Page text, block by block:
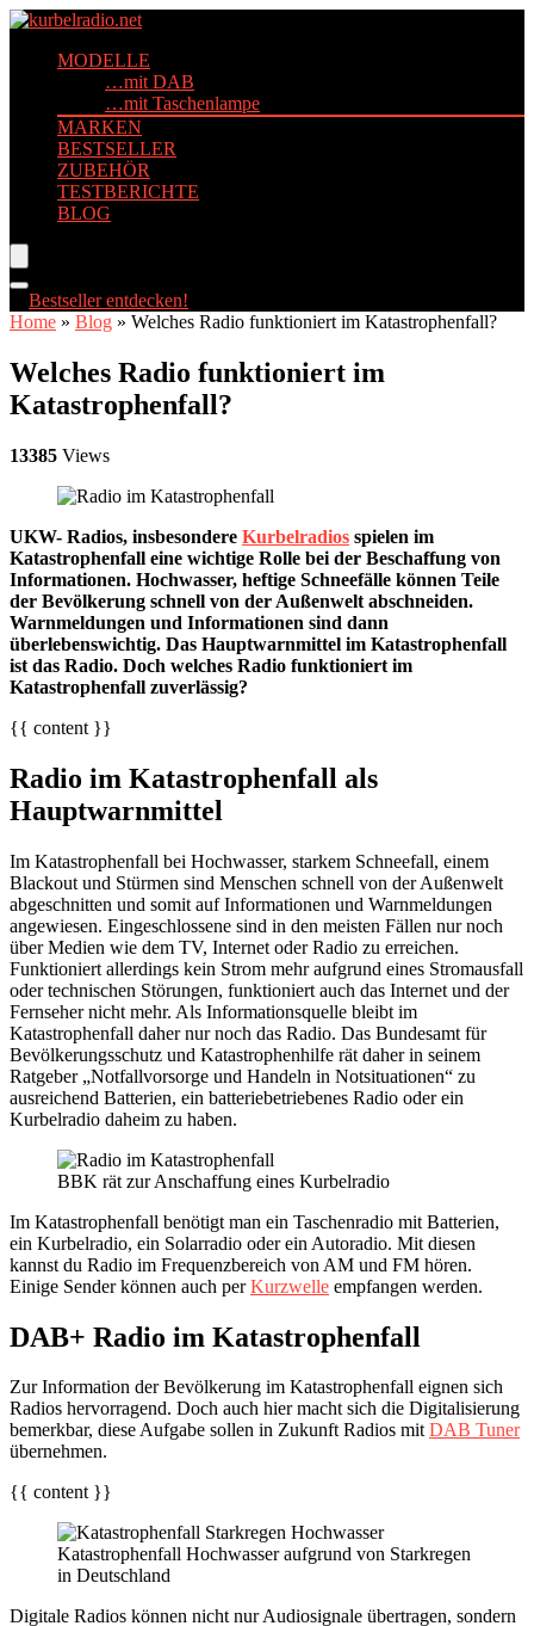
MODELLE
…mit DAB
…mit Taschenlampe
MARKEN
BESTSELLER
ZUBEHÖR
TESTBERICHTE
BLOG
Bestseller entdecken!
Home » Blog » Welches Radio funktioniert im Katastrophenfall?
Welches Radio funktioniert im
Katastrophenfall?
13385 Views
UKW- Radios, insbesondere Kurbelradios spielen im
Katastrophenfall eine wichtige Rolle bei der Beschaffung von
Informationen. Hochwasser, heftige Schneefälle können Teile
der Bevölkerung schnell von der Außenwelt abschneiden.
Warnmeldungen und Informationen sind dann
überlebenswichtig. Das Hauptwarnmittel im Katastrophenfall
ist das Radio. Doch welches Radio funktioniert im
Katastrophenfall zuverlässig?
{{ content }}
Radio im Katastrophenfall als
Hauptwarnmittel
Im Katastrophenfall bei Hochwasser, starkem Schneefall, einem
Blackout und Stürmen sind Menschen schnell von der Außenwelt
abgeschnitten und somit auf Informationen und Warnmeldungen
angewiesen. Eingeschlossene sind in den meisten Fällen nur noch
über Medien wie dem TV, Internet oder Radio zu erreichen.
Funktioniert allerdings kein Strom mehr aufgrund eines Stromausfall
oder technischen Störungen, funktioniert auch das Internet und der
Fernseher nicht mehr. Als Informationsquelle bleibt im
Katastrophenfall daher nur noch das Radio. Das Bundesamt für
Bevölkerungsschutz und Katastrophenhilfe rät daher in seinem
Ratgeber „Notfallvorsorge und Handeln in Notsituationen“ zu
ausreichend Batterien, ein batteriebetriebenes Radio oder ein
Kurbelradio daheim zu haben.
BBK rät zur Anschaffung eines Kurbelradio
Im Katastrophenfall benötigt man ein Taschenradio mit Batterien,
ein Kurbelradio, ein Solarradio oder ein Autoradio. Mit diesen
kannst du Radio im Frequenzbereich von AM und FM hören.
Einige Sender können auch perKurzwelle empfangen werden.
DAB+ Radio im Katastrophenfall
Zur Information der Bevölkerung im Katastrophenfall eignen sich
Radios hervorragend. Doch auch hier macht sich die Digitalisierung
bemerkbar, diese Aufgabe sollen in Zukunft Radios mitDAB Tuner
übernehmen.
{{ content }}
Katastrophenfall Hochwasser aufgrund von Starkregen
in Deutschland
Digitale Radios können nicht nur Audiosignale übertragen, sondern